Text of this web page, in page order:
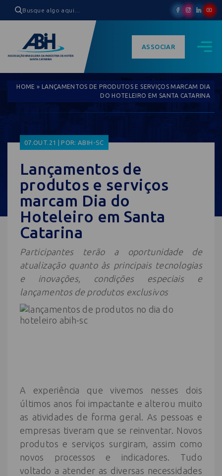
ASSOCIAR
HOME » LANÇAMENTOS DE PRODUTOS E SERVIÇOS MARCAM DIA
DO HOTELEIRO EM SANTA CATARINA
07.OUT.21 | POR: ABIH-SC
Lançamentos de
produtos e serviços
marcam Dia do
Hoteleiro em Santa
Catarina
Participantes terão a oportunidade de
atualização quanto às principais tecnologias
e inovações, condições especiais e
lançamentos de produtos exclusivos
A experiência que vivemos nesses dois
últimos anos foi impactante e alterou muito
as atividades de forma geral. As pessoas e
empresas tiveram que se reinventar. Novos
produtos e serviços surgiram, assim como
novos processos e indicadores. Tudo
voltado a atender as diversas necessidades